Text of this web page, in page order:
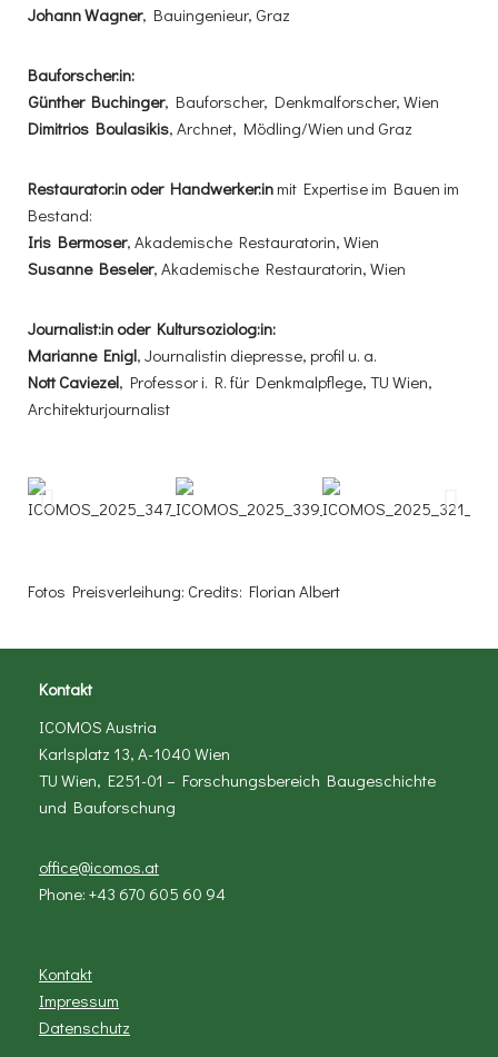
Johann Wagner, Bauingenieur, Graz
Bauforscher:in:
Günther Buchinger, Bauforscher, Denkmalforscher, Wien
Dimitrios Boulasikis, Archnet, Mödling/Wien und Graz
Restaurator:in oder Handwerker:in mit Expertise im Bauen im
Bestand:
Iris Bermoser, Akademische Restauratorin, Wien
Susanne Beseler, Akademische Restauratorin, Wien
Journalist:in oder Kultursoziolog:in:
Marianne Enigl, Journalistin diepresse, profil u. a.
Nott Caviezel, Professor i. R. für Denkmal­pflege, TU Wien,
Architekturjournalist
Fotos Preisverleihung: Credits: Florian Albert
Kontakt
ICOMOS Austria
Karlsplatz 13, A-1040 Wien
TU Wien, E251-01 – Forschungsbereich Baugeschichte
und Bauforschung
office@icomos.at
Phone: +43 670 605 60 94
Kontakt
Impressum
Datenschutz